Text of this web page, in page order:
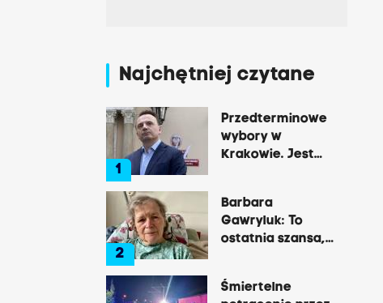
Najchętniej czytane
1
Przedterminowe
wybory w
Krakowie. Jest
2
Barbara
Gawryluk: To
ostatnia szansa,
chorobie
Śmiertelne